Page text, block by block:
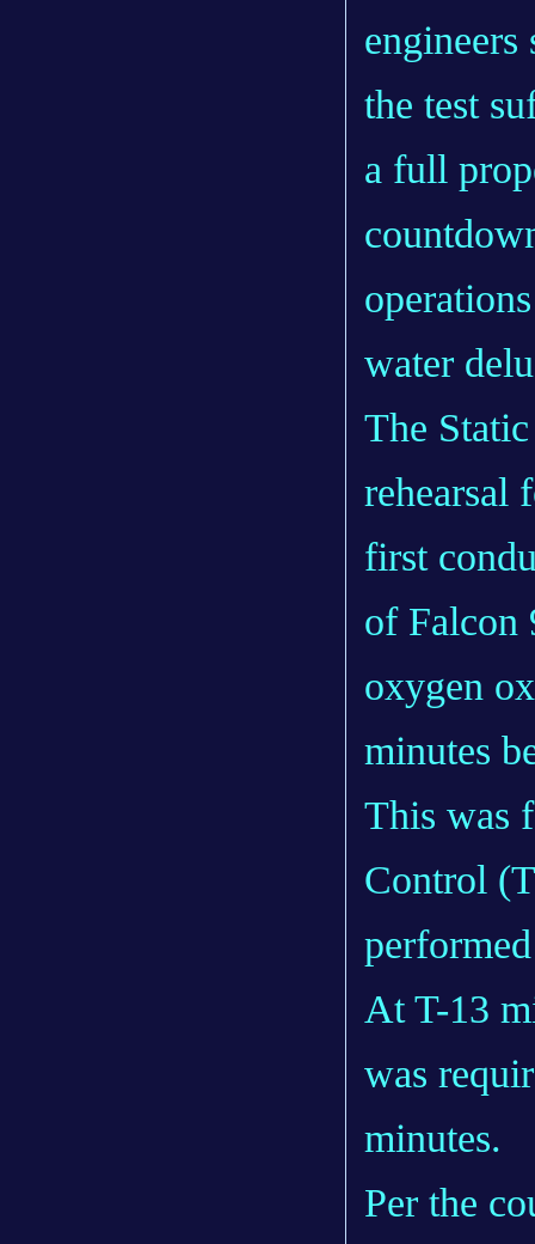
the test
a full
water
The
rehearsal
first
of Falcon
oxygen
minutes
This was
Control
At T-13
was
minutes.
Per the